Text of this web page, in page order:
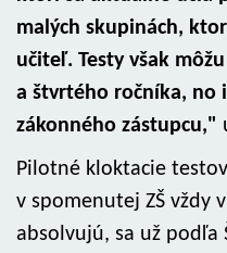
malých skupinách,
učiteľ. Testy však
a štvrtého ročníka, no
zákonného zástupcu,"
Pilotné kloktacie
v spomenutej ZŠ vždy
absolvujú, sa už podľa